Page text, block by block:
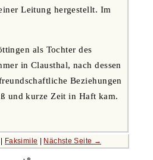
Leitung hergestellt. Im
als Tochter des
in Clausthal, nach dessen
Beziehungen
und kurze Zeit in Haft kam.
Faksimile Nächste Seite →